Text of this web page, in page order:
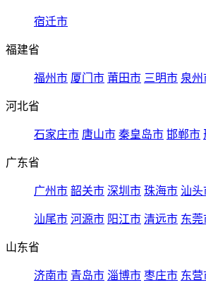
宿迁市
福建省
福州市 厦门市 莆田市 三明市 泉州
河北省
石家庄市 唐山市 秦皇岛市 邯郸市
广东省
广州市 韶关市 深圳市 珠海市 汕头
汕尾市 河源市 阳江市 清远市 东莞
山东省
济南市 青岛市 淄博市 枣庄市 东营